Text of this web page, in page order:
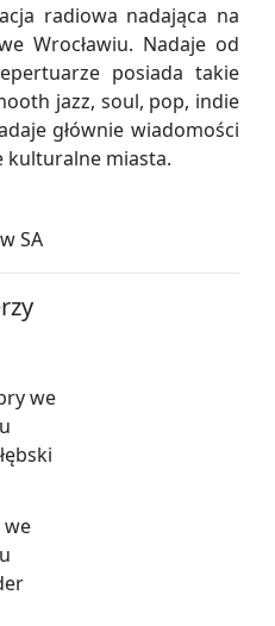
radiowa nadająca na
Wrocławiu. Nadaje od
posiada takie
jazz, soul, pop, indie
głównie wiadomości
kulturalne miasta.
SA
we
we